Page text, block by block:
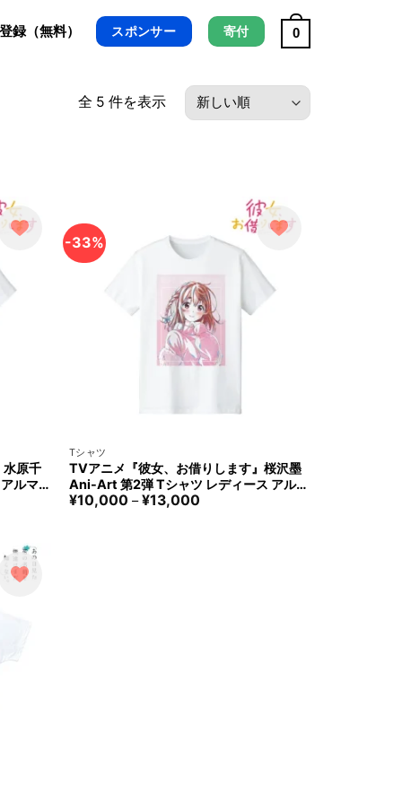
録（無料） スポンサー 寄付 0
全 5 件を表示最
水原千
ルマ
Mi
-33%
Tシャツ
TVアニメ『彼女、お借りします』桜沢墨
Ani-Art 第2弾 Tシャツ レディース アルマ
ビアンカ Rent-A-Girlfriend Sumi Sakur
¥10,000 – ¥13,000価